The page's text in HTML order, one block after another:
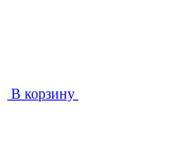
В корзину